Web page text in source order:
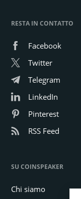
RESTA IN CONTATTO
Facebook
Twitter
Telegram
LinkedIn
Pinterest
RSS Feed
SU COINSPEAKER
Chi siamo